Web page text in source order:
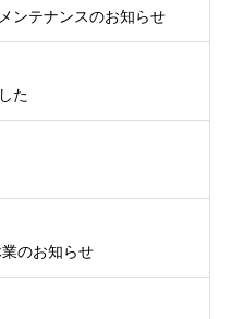
ンテナンスのお知らせ
た
のお知らせ